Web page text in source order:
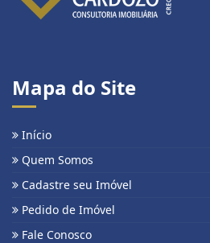
Mapa do Site
Início
Quem Somos
Cadastre seu Imóvel
Pedido de Imóvel
Fale Conosco